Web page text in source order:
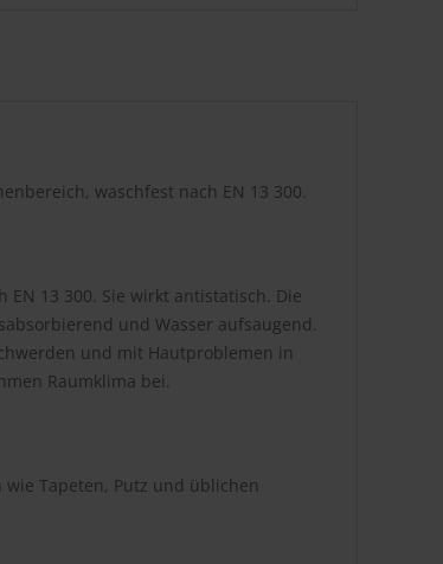
waschfest nach EN 13 300.
13 300. Sie wirkt antistatisch. Die
und Wasser aufsaugend.
und mit Hautproblemen in
Raumklima bei.
Tapeten, Putz und üblichen